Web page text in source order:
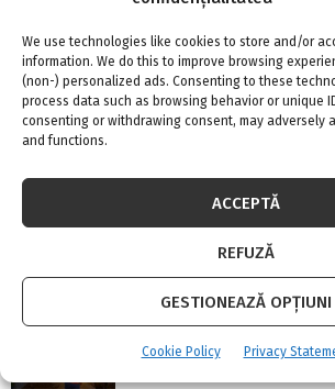
We use technologies like cookies to store and/or
information. We do this to improve browsing
(non-) personalized ads. Consenting to these
process data such as browsing behavior or unique
consenting or withdrawing consent, may adversely
and functions.
ACCEPTĂ
REFUZĂ
GESTIONEAZĂ OPȚIUNI
Cookie Policy Privacy
Confort termic pe timpul verii
climatizare de la Casa
7 august 2026 0
Top 5 meserii în domeniul
7 august 2026 0